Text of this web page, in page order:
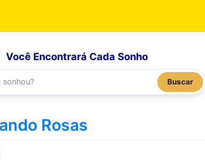
Você Encontrará Cada Sonho
Buscar
Rosas